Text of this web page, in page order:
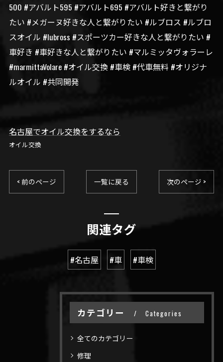
500 #アバルト595 #アバルト695 #アバルト好きと繋がり
たい #メガーヌ好きな人と繋がりたい #ルブロス #ルブロ
スオイル #lubross #スポーツカー好きな人と繋がりたい #
車好き #車好きな人と繋がりたい #マルミッタヴォラーレ
#marmittaVolare #オイル交換 #車検 #代車無料 #オリジナ
ルオイル #共同開発
名古屋でオイル交換をするなら
オイル交換
< 前のページ 一覧に戻る 次のページ >
関連タグ
#名古屋 #車 #車検
カテゴリー Categories
全てのカテゴリー
修理